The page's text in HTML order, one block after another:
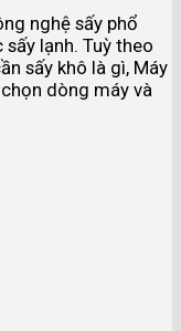
nghệ sấy phổ
lạnh. Tuỳ theo
sấy khô là gì, Máy
dòng máy và